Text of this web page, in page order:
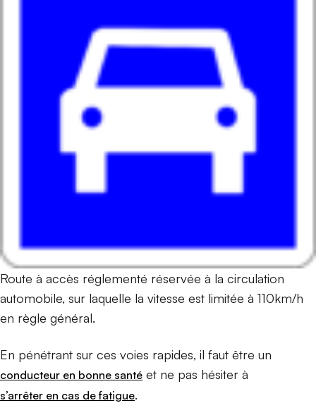
Route à accès réglementé réservée à la circulation
automobile, sur laquelle la vitesse est limitée à 110km/h
en règle général.
En pénétrant sur ces voies rapides, il faut être un
conducteur en bonne santé et ne pas hésiter à
s’arrêter en cas de fatigue.